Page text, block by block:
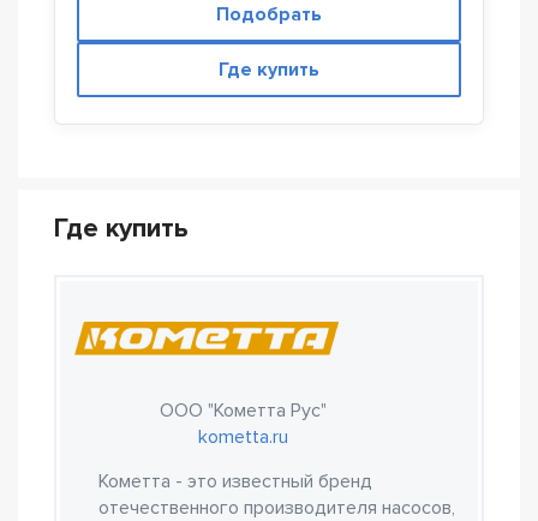
Подобрать
Где купить
Где купить
ООО "Кометта Рус"
kometta.ru
Кометта - это известный бренд
отечественного производителя насосов,